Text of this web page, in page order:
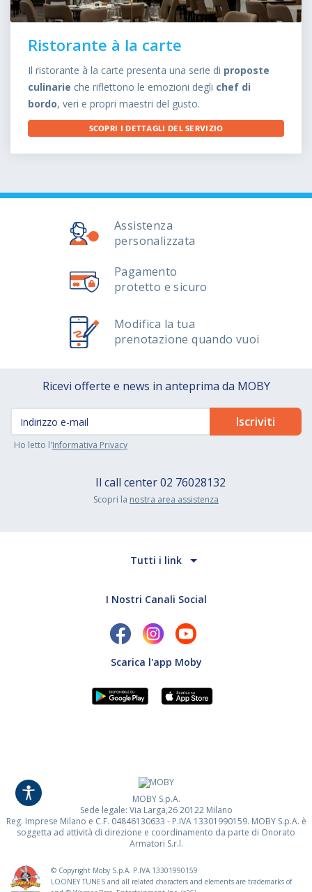
Ristorante à la carte
Il ristorante à la carte presenta una serie di proposte
culinarie che riflettono le emozioni degli chef di
bordo, veri e propri maestri del gusto.
SCOPRI I DETTAGLI DEL SERVIZIO
Assistenza
personalizzata
Pagamento
protetto e sicuro
Modifica la tua
prenotazione quando vuoi
Ricevi offerte e news in anteprima da MOBY
Ho letto l'Informativa Privacy
Il call center02 76028132
Scopri la nostra area assistenza
Tutti i link
I Nostri Canali Social
Scarica l'app Moby
MOBY S.p.A.
Sede legale: Via Larga,26 20122 Milano
Reg. Imprese Milano e C.F. 04846130633 - P.IVA 13301990159. MOBY S.p.A. è
soggetta ad attività di direzione e coordinamento da parte di Onorato
Armatori S.r.l.
© Copyright Moby S.p.A. P.IVA 13301990159
LOONEY TUNES and all related characters and elements are trademarks of